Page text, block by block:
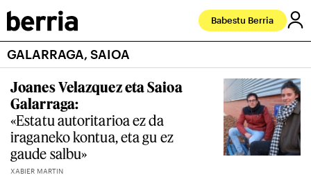
Babestu Berria
GALARRAGA, SAIOA
Joanes Velazquez eta Saioa
Galarraga:
«Estatu autoritarioa ez da
iraganeko kontua, eta gu ez
gaude salbu»
XABIER MARTIN